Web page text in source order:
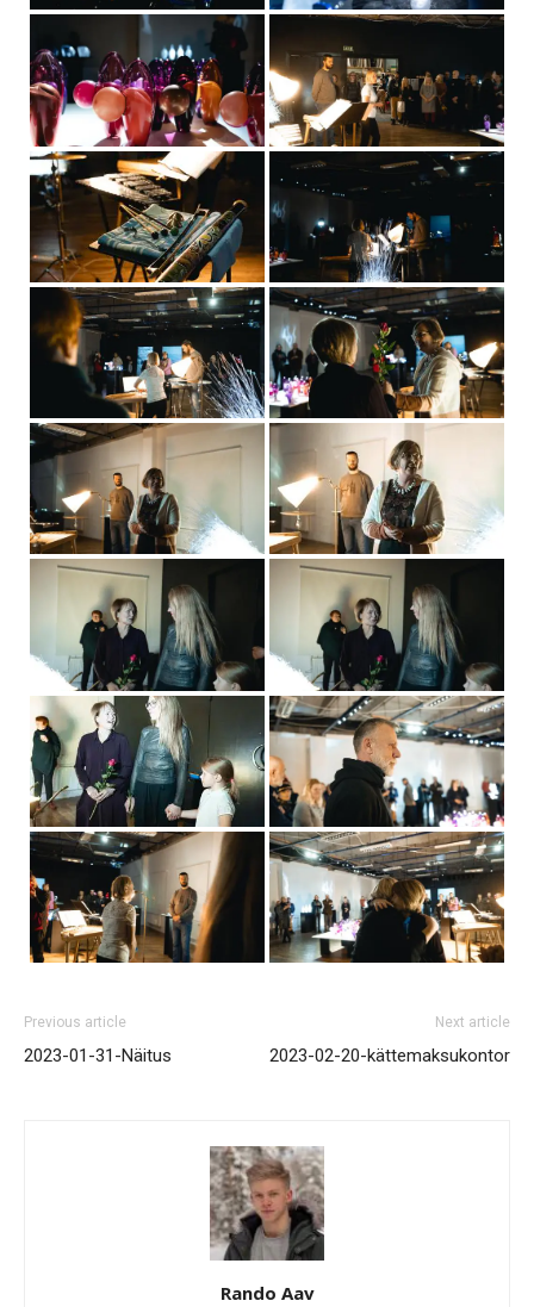
Previous article
2023-01-31-Näitus
Next article
2023-02-20-kättemaksukontor
Rando Aav